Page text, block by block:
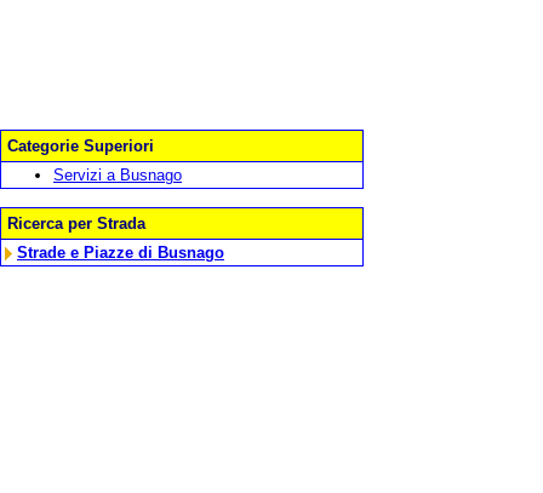
Categorie Superiori
Servizi a Busnago
Ricerca per Strada
Strade e Piazze di Busnago